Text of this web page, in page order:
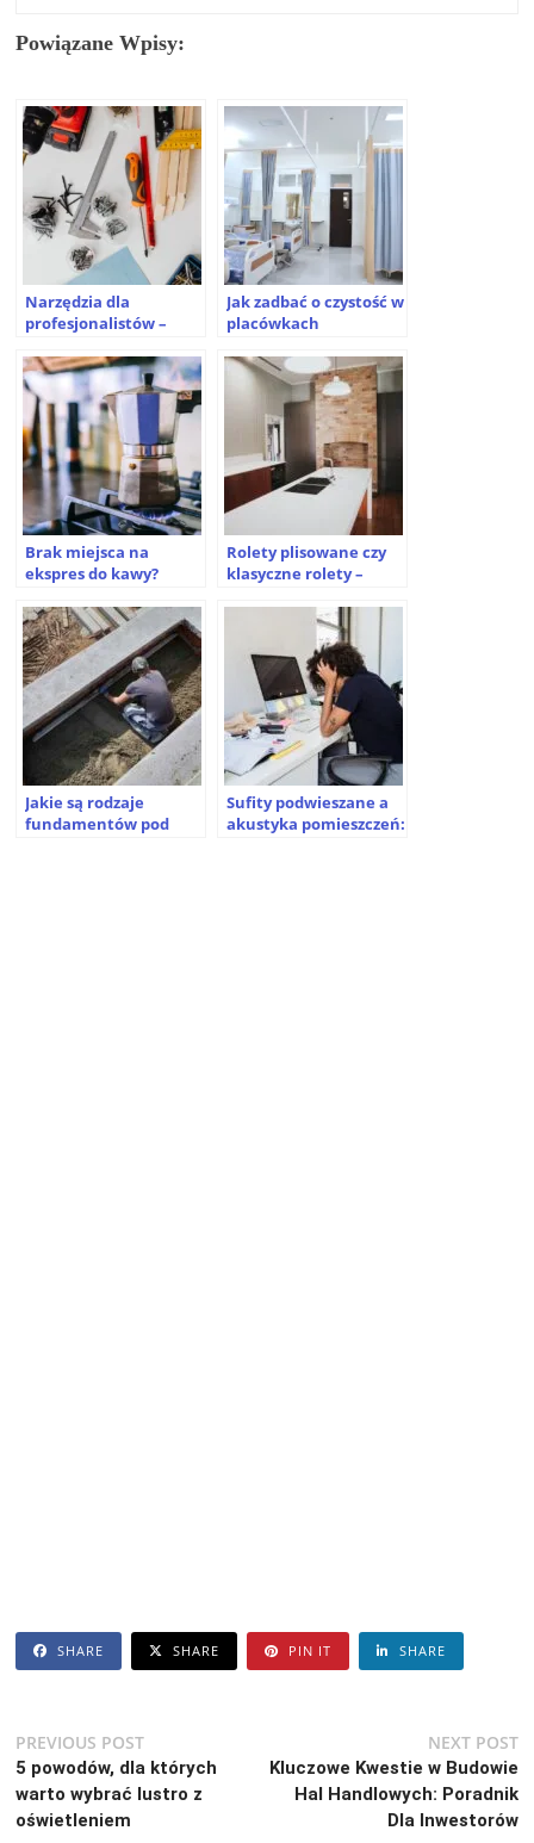
Powiązane Wpisy:
Narzędzia dla
profesjonalistów –
pominąć?
Jak zadbać o czystość w
placówkach
Brak miejsca na
ekspres do kawy?
kawiarki ciśnieniowej
Rolety plisowane czy
klasyczne rolety –
Jakie są rodzaje
fundamentów pod
Sufity podwieszane a
akustyka pomieszczeń:
SHARE SHARE PIN IT SHARE
Nawigacja
wpisu
PREVIOUS POSTPrevious
post:
5 powodów, dla których
warto wybrać lustro z
oświetleniem
NEXT POST
Kluczowe Kwestie w Budowie
Hal Handlowych: Poradnik
Dla Inwestorów